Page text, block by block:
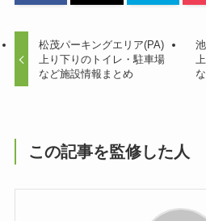
松茂パーキングエリア(PA)
上り下りのトイレ・駐車場
など施設情報まとめ
この記事を監修した人